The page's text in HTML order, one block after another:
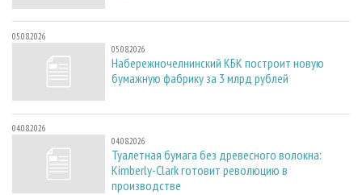
05.08.2026
05.08.2026
Набережночелнинский КБК построит новую
бумажную фабрику за 3 млрд рублей
04.08.2026
04.08.2026
Туалетная бумага без древесного волокна:
Kimberly-Clark готовит революцию в
производстве